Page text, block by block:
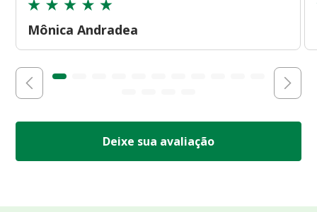
Mônica Andradea
Deixe sua avaliação